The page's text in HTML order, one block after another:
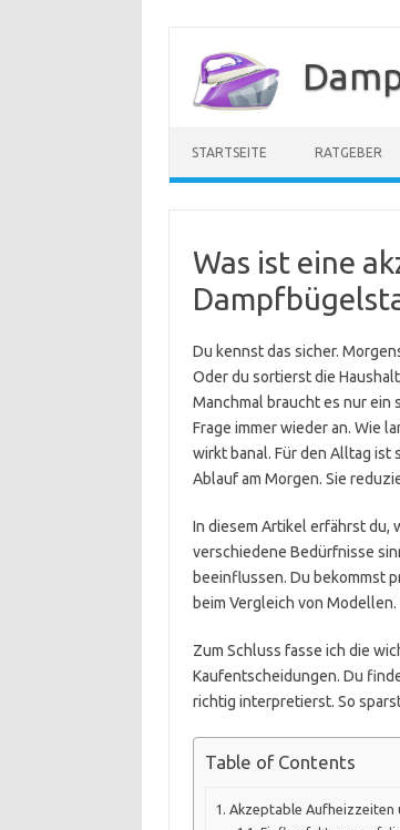
springen
STARTSEITE RATGEBER
Was ist eine
Du kennst das sicher.
Oder du sortierst die
Manchmal braucht es nur
Frage immer wieder an. Wie
wirkt banal. Für den Alltag ist
Ablauf am Morgen. Sie
In diesem Artikel erfährst du,
verschiedene Bedürfnisse
beeinflussen. Du bekommst
beim Vergleich von
Zum Schluss fasse ich die
Kaufentscheidungen. Du
richtig interpretierst. So
Table of Contents
Akzeptable Aufheizzeiten